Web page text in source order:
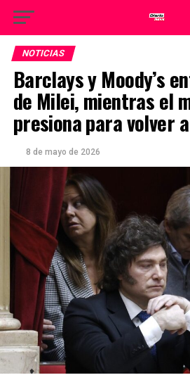
NOTICIAS
Barclays y Moody’s
de Milei, mientras el
presiona para volver
8 de mayo de 2026